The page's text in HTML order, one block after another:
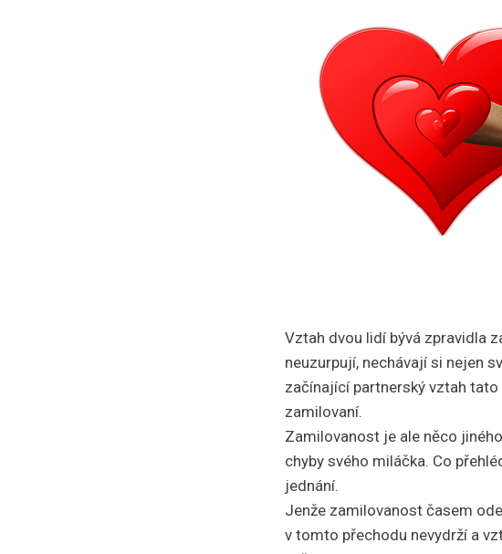
Vztah dvou lidí bývá zpravidla
neuzurpují, nechávají si nejen
začínající partnerský vztah
zamilovaní.
Zamilovanost je ale něco
chyby svého miláčka. Co
jednání.
Jenže zamilovanost časem
v tomto přechodu nevydrží a